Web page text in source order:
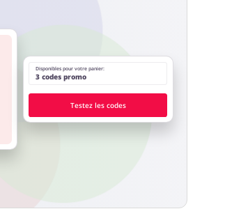
Disponibles pour votre panier:
3 codes promo
Testez les codes